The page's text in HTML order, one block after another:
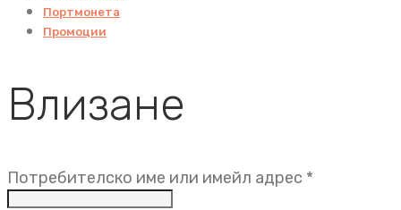
Портмонета
Промоции
Влизане
Потребителско име или имейл адрес *